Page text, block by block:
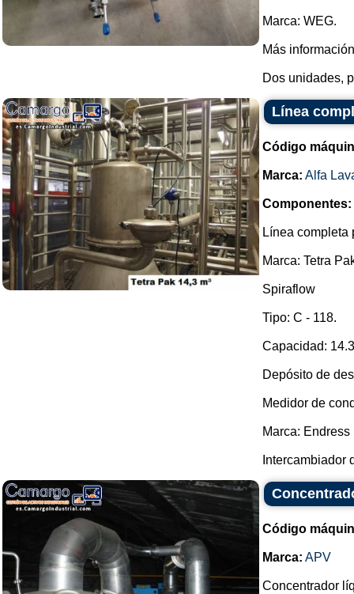
Marca: WEG.
Más
Dos unidades,
Línea
Código
Marca: Alfa
Componentes:
Línea completa
Marca: Tetra
Spiraflow
Tipo: C - 118.
Capacidad:
Depósito de
Medidor de
Marca: Endress
Intercambiador
Código
Marca: APV
Concentrador